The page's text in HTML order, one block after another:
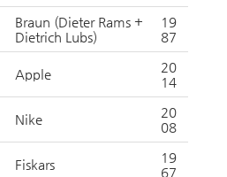
Braun (Dieter Rams +
Dietrich Lubs)
19
87
Apple
20
14
Nike
20
08
Fiskars
19
67